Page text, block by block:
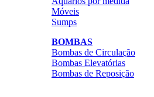
Móveis
Sumps
BOMBAS
Bombas de Circulação
Bombas Elevatórias
Bombas de Reposição